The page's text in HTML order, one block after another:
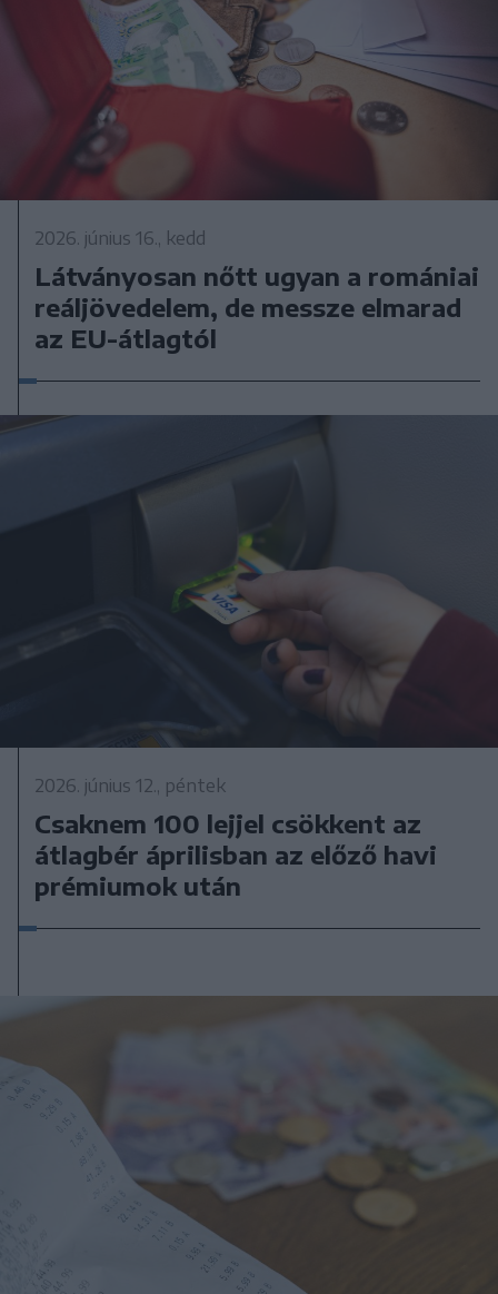
2026. június 16., kedd
Látványosan nőtt ugyan a romániai
reáljövedelem, de messze elmarad
az EU-átlagtól
2026. június 12., péntek
Csaknem 100 lejjel csökkent az
átlagbér áprilisban az előző havi
prémiumok után